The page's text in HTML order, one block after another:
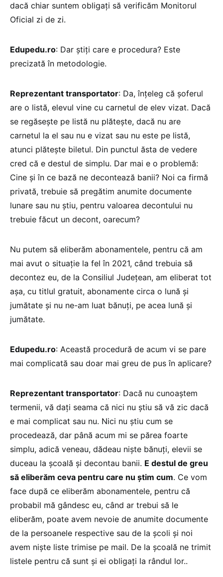
dacă chiar suntem obligați să verificăm Monitorul
Oficial zi de zi.
Edupedu.ro: Dar știți care e procedura? Este
precizată în metodologie.
Reprezentant transportator: Da, înțeleg că șoferul
are o listă, elevul vine cu carnetul de elev vizat. Dacă
se regăsește pe listă nu plătește, dacă nu are
carnetul la el sau nu e vizat sau nu este pe listă,
atunci plătește biletul. Din punctul ăsta de vedere
cred că e destul de simplu. Dar mai e o problemă:
Cine și în ce bază ne decontează banii? Noi ca firmă
privată, trebuie să pregătim anumite documente
lunare sau nu știu, pentru valoarea decontului nu
trebuie făcut un decont, oarecum?
Nu putem să eliberăm abonamentele, pentru că am
mai avut o situație la fel în 2021, când trebuia să
decontez eu, de la Consiliul Județean, am eliberat tot
așa, cu titlul gratuit, abonamente circa o lună și
jumătate și nu ne-am luat bănuți, pe acea lună și
jumătate.
Edupedu.ro: Această procedură de acum vi se pare
mai complicată sau doar mai greu de pus în aplicare?
Reprezentant transportator: Dacă nu cunoaștem
termenii, vă dați seama că nici nu știu să vă zic dacă
e mai complicat sau nu. Nici nu știu cum se
procedează, dar până acum mi se părea foarte
simplu, adică veneau, dădeau niște bănuți, elevii se
duceau la școală și decontau banii. E destul de greu
să eliberăm ceva pentru care nu știm cum. Ce vom
face după ce eliberăm abonamentele, pentru că
probabil mă gândesc eu, când ar trebui să le
eliberăm, poate avem nevoie de anumite documente
de la persoanele respective sau de la școli și noi
avem niște liste trimise pe mail. De la școală ne trimit
listele pentru că sunt și ei obligați la rândul lor..